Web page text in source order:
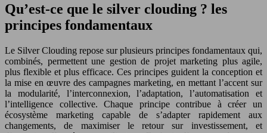
Qu’est-ce que le silver clouding ? les
principes fondamentaux
Le Silver Clouding repose sur plusieurs principes fondamentaux qui,
combinés, permettent une gestion de projet marketing plus agile,
plus flexible et plus efficace. Ces principes guident la conception et
la mise en œuvre des campagnes marketing, en mettant l’accent sur
la modularité, l’interconnexion, l’adaptation, l’automatisation et
l’intelligence collective. Chaque principe contribue à créer un
écosystème marketing capable de s’adapter rapidement aux
changements, de maximiser le retour sur investissement, et